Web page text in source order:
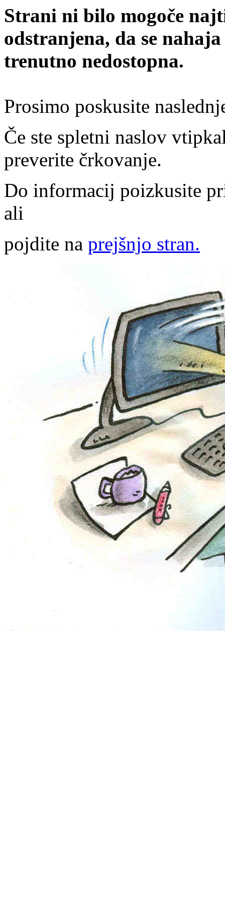
Strani ni bilo mogoče
odstranjena, da se
trenutno nedostopna.
Prosimo poskusite
Če ste spletni naslov
preverite črkovanje.
Do informacij poizkusite
ali
pojdite na prejšnjo stran.